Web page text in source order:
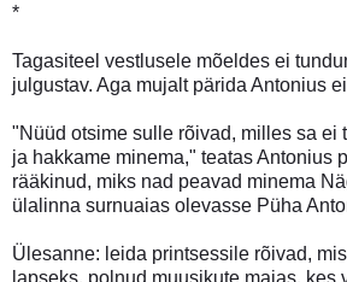
*
Tagasiteel vestlusele mõeldes ei
julgustav. Aga mujalt pärida Antonius
"Nüüd otsime sulle rõivad, milles sa ei
ja hakkame minema," teatas Antonius
rääkinud, miks nad peavad minema
ülalinna surnuaias olevasse Püha
Ülesanne: leida printsessile rõivad,
lapseks, polnud muusikute majas, kes